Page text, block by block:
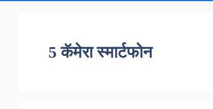
5 कॅमेरा स्मार्टफोन